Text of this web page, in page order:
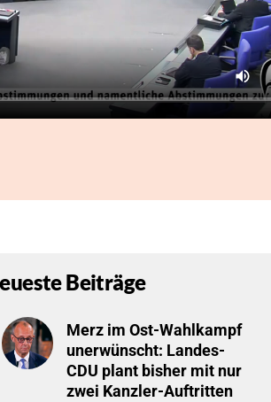
Beiträge
Merz im Ost-Wahlkampf
unerwünscht: Landes-
CDU plant bisher mit nur
zwei Kanzler-Auftritten